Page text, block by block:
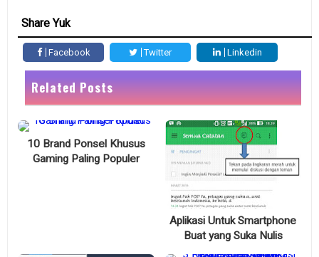
Share Yuk
Facebook Twitter Linkedin
Related Posts
10 Brand Ponsel Khusus
Gaming Paling Populer
Aplikasi Untuk Smartphone
Buat yang Suka Nulis